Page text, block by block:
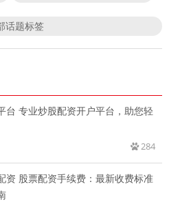
话题标签
台 专业炒股配资开户平台，助您轻
284
资 股票配资手续费：最新收费标准